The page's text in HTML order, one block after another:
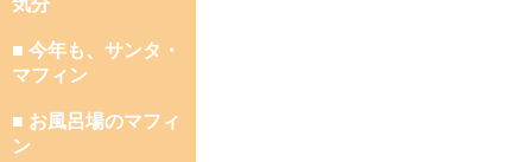
気分
■ 今年も、サンタ・
マフィン
■ お風呂場のマフィ
ン